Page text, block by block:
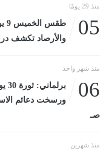
منذ 29 يومًا
05
والأرصاد تكشف
منذ شهر واحد
06
صـ
منذ شهرين